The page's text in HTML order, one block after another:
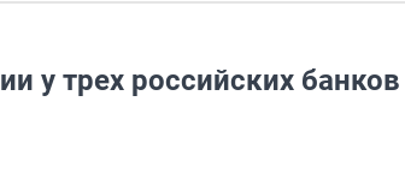
у трех российских банков